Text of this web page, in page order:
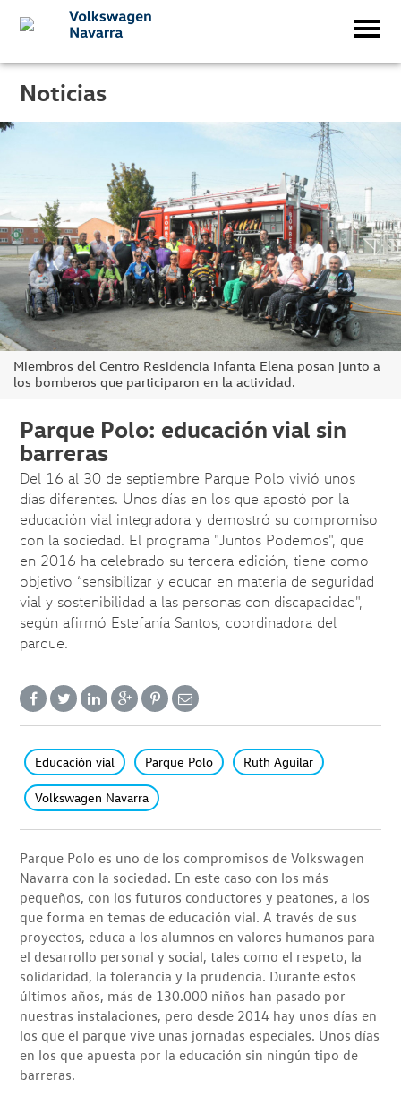
Noticias
Miembros del Centro Residencia Infanta Elena posan junto a
los bomberos que participaron en la actividad.
Parque Polo: educación vial sin
barreras
Del 16 al 30 de septiembre Parque Polo vivió unos
días diferentes. Unos días en los que apostó por la
educación vial integradora y demostró su compromiso
con la sociedad. El programa "Juntos Podemos", que
en 2016 ha celebrado su tercera edición, tiene como
objetivo “sensibilizar y educar en materia de seguridad
vial y sostenibilidad a las personas con discapacidad",
según afirmó Estefanía Santos, coordinadora del
parque.
Educación vial Parque Polo Ruth Aguilar
Volkswagen Navarra
Parque Polo es uno de los compromisos de Volkswagen
Navarra con la sociedad. En este caso con los más
pequeños, con los futuros conductores y peatones, a los
que forma en temas de educación vial. A través de sus
proyectos, educa a los alumnos en valores humanos para
el desarrollo personal y social, tales como el respeto, la
solidaridad, la tolerancia y la prudencia. Durante estos
últimos años, más de 130.000 niños han pasado por
nuestras instalaciones, pero desde 2014 hay unos días en
los que el parque vive unas jornadas especiales. Unos días
en los que apuesta por la educación sin ningún tipo de
barreras.